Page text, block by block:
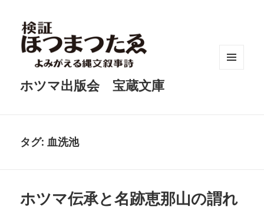
ホツマ出版会 宝蔵文庫
タグ:血洗池
ホツマ伝承と名跡恵那山の謂れ